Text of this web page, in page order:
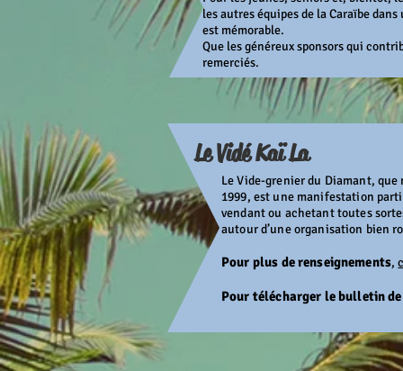
les autres équipes de la Caraïbe
est mémorable.
Que les généreux sponsors qui
remerciés.
Le Vidé Kaï La
Le Vide-grenier du Diamant,
1999, est une manifestation
vendant ou achetant toutes
autour d’une organisation bien
Pour plus de renseignements,
Pour télécharger le bulletin